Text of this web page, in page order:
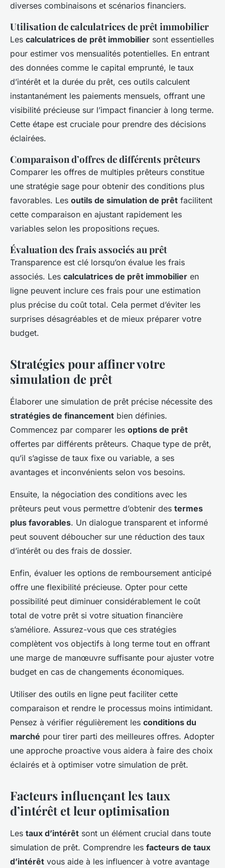
diverses combinaisons et scénarios financiers.
Utilisation de calculatrices de prêt immobilier
Les calculatrices de prêt immobilier sont essentielles
pour estimer vos mensualités potentielles. En entrant
des données comme le capital emprunté, le taux
d’intérêt et la durée du prêt, ces outils calculent
instantanément les paiements mensuels, offrant une
visibilité précieuse sur l’impact financier à long terme.
Cette étape est cruciale pour prendre des décisions
éclairées.
Comparaison d’offres de différents prêteurs
Comparer les offres de multiples prêteurs constitue
une stratégie sage pour obtenir des conditions plus
favorables. Les outils de simulation de prêt facilitent
cette comparaison en ajustant rapidement les
variables selon les propositions reçues.
Évaluation des frais associés au prêt
Transparence est clé lorsqu’on évalue les frais
associés. Les calculatrices de prêt immobilier en
ligne peuvent inclure ces frais pour une estimation
plus précise du coût total. Cela permet d’éviter les
surprises désagréables et de mieux préparer votre
budget.
Stratégies pour affiner votre
simulation de prêt
Élaborer une simulation de prêt précise nécessite des
stratégies de financement bien définies.
Commencez par comparer les options de prêt
offertes par différents prêteurs. Chaque type de prêt,
qu’il s’agisse de taux fixe ou variable, a ses
avantages et inconvénients selon vos besoins.
Ensuite, la négociation des conditions avec les
prêteurs peut vous permettre d’obtenir des termes
plus favorables. Un dialogue transparent et informé
peut souvent déboucher sur une réduction des taux
d’intérêt ou des frais de dossier.
Enfin, évaluer les options de remboursement anticipé
offre une flexibilité précieuse. Opter pour cette
possibilité peut diminuer considérablement le coût
total de votre prêt si votre situation financière
s’améliore. Assurez-vous que ces stratégies
complètent vos objectifs à long terme tout en offrant
une marge de manœuvre suffisante pour ajuster votre
budget en cas de changements économiques.
Utiliser des outils en ligne peut faciliter cette
comparaison et rendre le processus moins intimidant.
Pensez à vérifier régulièrement les conditions du
marché pour tirer parti des meilleures offres. Adopter
une approche proactive vous aidera à faire des choix
éclairés et à optimiser votre simulation de prêt.
Facteurs influençant les taux
d’intérêt et leur optimisation
Les taux d’intérêt sont un élément crucial dans toute
simulation de prêt. Comprendre les facteurs de taux
d’intérêt vous aide à les influencer à votre avantage